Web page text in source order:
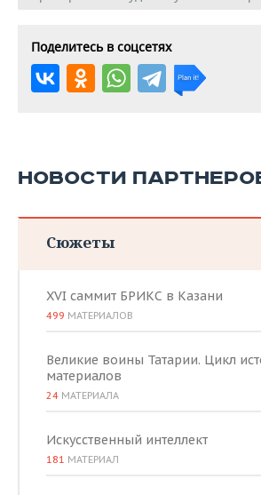
Поделитесь в соцсетях
НОВОСТИ
Сюжеты
XVI саммит БРИКС в Казани
499 МАТЕРИАЛОВ
Великие воины Татарии. Цикл
материалов
24 МАТЕРИАЛА
Искусственный интеллект
181 МАТЕРИАЛ